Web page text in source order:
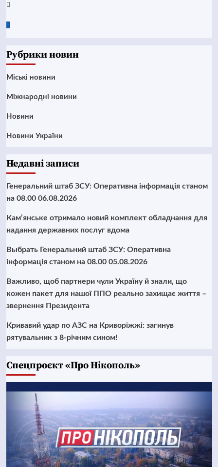
Twitter
Рубрики новин
Mіські новини
Міжнародні новини
Новини
Новини України
Недавні записи
Генеральний штаб ЗСУ: Оперативна інформація станом
на 08.00 06.08.2026
Кам’янське отримало новий комплект обладнання для
надання державних послуг вдома
Выбрать Генеральний штаб ЗСУ: Оперативна
інформація станом на 08.00 05.08.2026
Важливо, щоб партнери чули Україну й знали, що
кожен пакет для нашої ППО реально захищає життя –
звернення Президента
Кривавий удар по АЗС на Криворіжжі: загинув
рятувальник з 8-річним сином!
Cпецпроєкт «Про Нікополь»